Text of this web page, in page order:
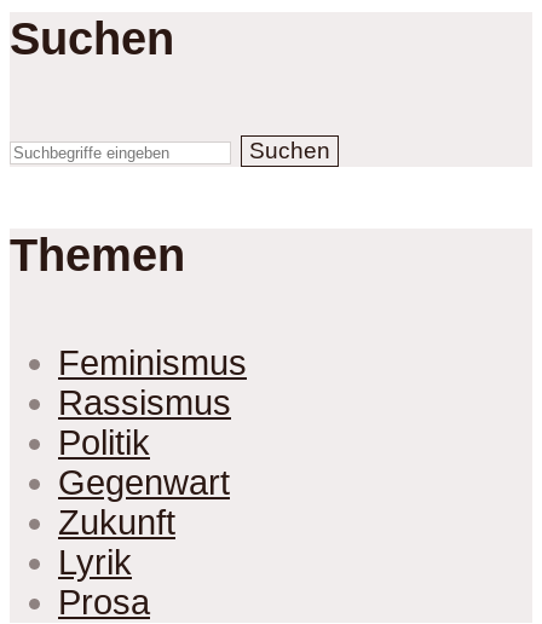
Suchen
Suchen
Themen
Feminismus
Rassismus
Politik
Gegenwart
Zukunft
Lyrik
Prosa